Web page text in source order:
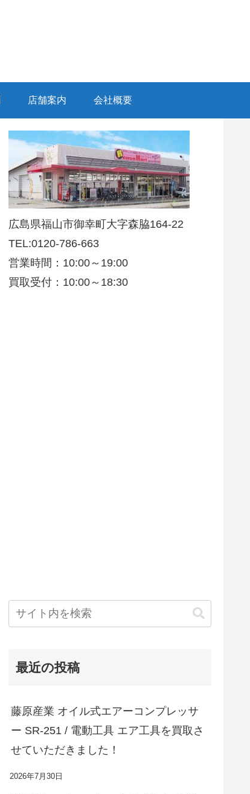
店舗案内 会社概要
広島県福山市御幸町大字森脇164-22
TEL:0120-786-663
営業時間：10:00～19:00
買取受付：10:00～18:30
最近の投稿
藤原産業 オイル式エアーコンプレッサ
ー SR-251 / 電動工具 エア工具を買取さ
せていただきました！
2026年7月30日